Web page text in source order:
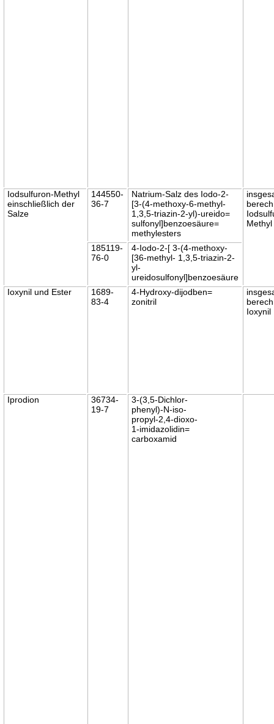
Iodsulfuron-Methyl
einschließlich der
Salze
144550-
36-7
Natrium-Salz des Iodo-2-
[3-(4-methoxy-6-methyl-
1,3,5-triazin-2-yl)-ureido=
sulfonyl]benzoesäure=
methylesters
Methyl
185119-
76-0
4-Iodo-2-[ 3-(4-methoxy-
[36-methyl- 1,3,5-triazin-2-
yl-
ureidosulfonyl]benzoesäure
Ioxynil und Ester
1689-
83-4
4-Hydroxy-dijodben=
zonitril
Ioxynil
Iprodion
36734-
19-7
3-(3,5-Dichlor-
phenyl)-N-iso-
propyl-2,4-dioxo-
1-imidazolidin=
carboxamid